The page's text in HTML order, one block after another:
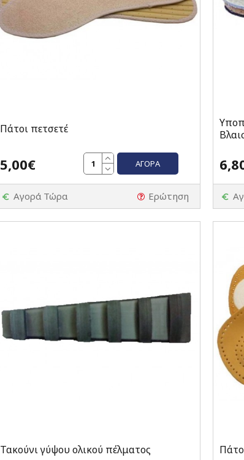
Πάτοι πετσετέ
5,00€ ΑΓΟΡΆ
Αγορά Τώρα Ερώτηση
Τακούνι γύψου ολικού πέλματος